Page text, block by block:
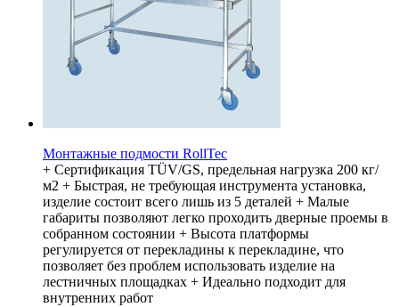
Монтажные подмости RollTec
+ Сертификация TÜV/GS, предельная нагрузка 200 кг/
м2 + Быстрая, не требующая инструмента установка,
изделие состоит всего лишь из 5 деталей + Малые
габариты позволяют легко проходить дверные проемы в
собранном состоянии + Высота платформы
регулируется от перекладины к перекладине, что
позволяет без проблем использовать изделие на
лестничных площадках + Идеально подходит для
внутренних работ